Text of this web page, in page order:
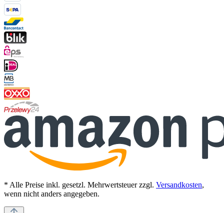
* Alle Preise inkl. gesetzl. Mehrwertsteuer zzgl. Versandkosten,
wenn nicht anders angegeben.